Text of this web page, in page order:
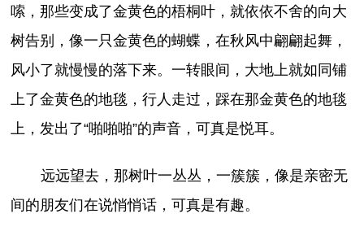
嗦，那些变成了金黄色的梧桐叶，就依依不舍的向大
树告别，像一只金黄色的蝴蝶，在秋风中翩翩起舞，
风小了就慢慢的落下来。一转眼间，大地上就如同铺
上了金黄色的地毯，行人走过，踩在那金黄色的地毯
上，发出了“啪啪啪”的声音，可真是悦耳。
远远望去，那树叶一丛丛，一簇簇，像是亲密无
间的朋友们在说悄悄话，可真是有趣。